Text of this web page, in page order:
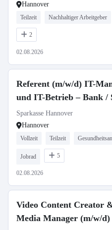
Hannover
Teilzeit Nachhaltiger Arbeitgeber
2
02.08.2026
Referent (m/w/d) IT-
und IT-Betrieb – Bank /
Sparkasse Hannover
Hannover
Vollzeit Teilzeit
Jobrad 5
02.08.2026
Video Content Creator
Media Manager (m/w/d)